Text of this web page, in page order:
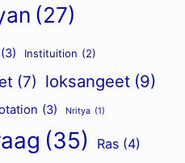
(27)
(3) Instituition (2)
(7) loksangeet (9)
(3) Nritya (1)
(35) Ras (4)